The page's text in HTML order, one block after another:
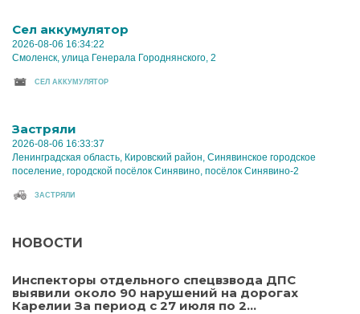
Cел аккумулятор
2026-08-06 16:34:22
Смоленск, улица Генерала Городнянского, 2
CЕЛ АККУМУЛЯТОР
Застряли
2026-08-06 16:33:37
Ленинградская область, Кировский район, Синявинское городское
поселение, городской посёлок Синявино, посёлок Синявино-2
ЗАСТРЯЛИ
НОВОСТИ
Инспекторы отдельного спецвзвода ДПС
выявили около 90 нарушений на дорогах
Карелии За период с 27 июля по 2...